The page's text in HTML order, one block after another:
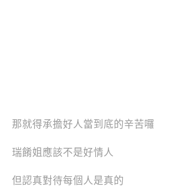
那就得承擔好人當到底的辛苦囉
瑞餚姐應該不是好情人
但認真對待每個人是真的